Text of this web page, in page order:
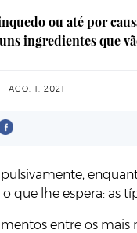
ou até por
ingredientes que
AGO. 1. 2021
que lhe espera: as
entre os mais